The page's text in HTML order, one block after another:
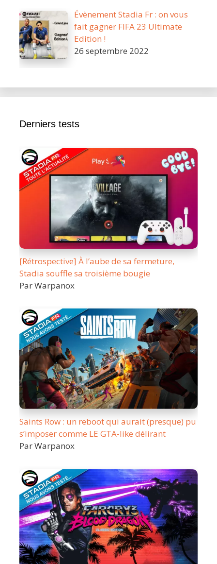
Évènement Stadia Fr : on vous
fait gagner FIFA 23 Ultimate
Edition !
26 septembre 2022
Derniers tests
[Rétrospective] À l’aube de sa fermeture,
Stadia souffle sa troisième bougie
Par Warpanox
Saints Row : un reboot qui aurait (presque) pu
s’imposer comme LE GTA-like délirant
Par Warpanox